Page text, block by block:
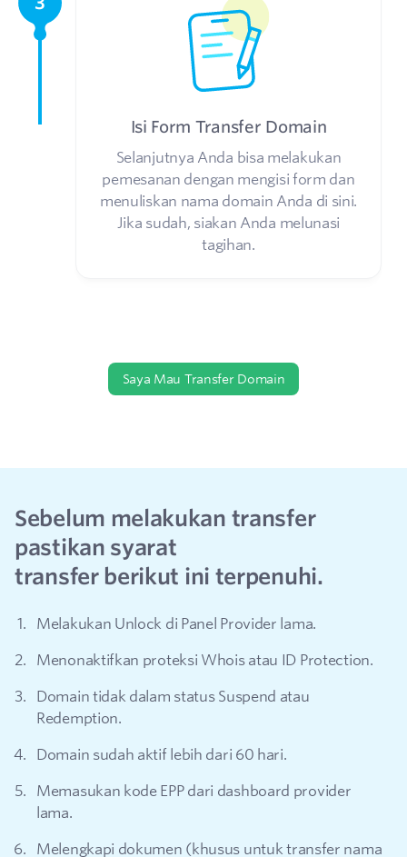
Isi Form Transfer Domain
Selanjutnya Anda bisa melakukan
pemesanan dengan mengisi form dan
menuliskan nama domain Anda di sini.
Jika sudah, siakan Anda melunasi
tagihan.
Saya Mau Transfer Domain
Sebelum melakukan transfer
pastikan syarat
transfer berikut ini terpenuhi.
Melakukan Unlock di Panel Provider lama.
Menonaktifkan proteksi Whois atau ID Protection.
Domain tidak dalam status Suspend atau
Redemption.
Domain sudah aktif lebih dari 60 hari.
Memasukan kode EPP dari dashboard provider
lama.
Melengkapi dokumen (khusus untuk transfer nama